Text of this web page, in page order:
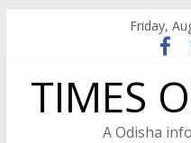
Friday,
TIMES
A Odisha